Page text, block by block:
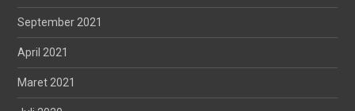
September 2021
April 2021
Maret 2021